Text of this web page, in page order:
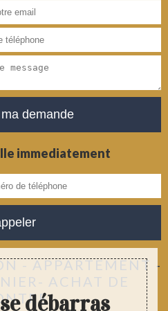
immediatement
- APPARTEMENT -
ACHAT DE
débarras